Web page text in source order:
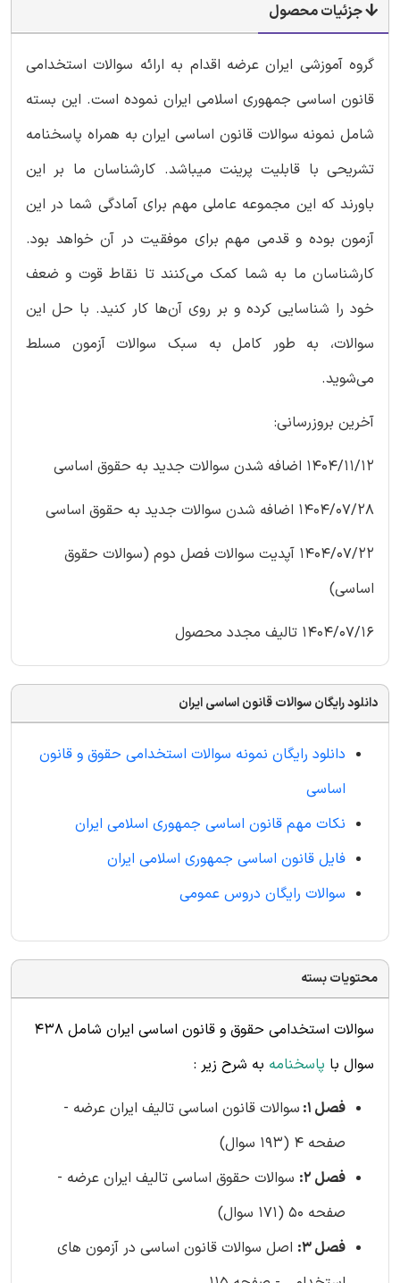
جزئیات محصول
گروه آموزشی ایران عرضه اقدام به ارائه سوالات استخدامی
قانون اساسی جمهوری اسلامی ایران نموده است. این بسته
شامل نمونه سوالات قانون اساسی ایران به همراه پاسخنامه
تشریحی با قابلیت پرینت میباشد. کارشناسان ما بر این
باورند که این مجموعه عاملی مهم برای آمادگی شما در این
آزمون بوده و قدمی مهم برای موفقیت در آن خواهد بود.
کارشناسان ما به شما کمک می‌کنند تا نقاط قوت و ضعف
خود را شناسایی کرده و بر روی آن‌ها کار کنید. با حل این
سوالات، به طور کامل به سبک سوالات آزمون مسلط
می‌شوید.
آخرین بروزرسانی:
1404/11/12 اضافه شدن سوالات جدید به حقوق اساسی
1404/07/28 اضافه شدن سوالات جدید به حقوق اساسی
1404/07/22 آپدیت سوالات فصل دوم (سوالات حقوق
اساسی)
1404/07/16 تالیف مجدد محصول
دانلود رایگان سوالات قانون اساسی ایران
دانلود رایگان نمونه سوالات استخدامی حقوق و قانون
اساسی
نکات مهم قانون اساسی جمهوری اسلامی ایران
فایل قانون اساسی جمهوری اسلامی ایران
سوالات رایگان دروس عمومی
محتویات بسته
سوالات استخدامی حقوق و قانون اساسی ایران شامل 438
سوال با پاسخنامه به شرح زیر :
فصل 1:
سوالات قانون اساسی تالیف ایران عرضه -
صفحه 4 (193 سوال)
فصل 2:
سوالات حقوق اساسی تالیف ایران عرضه -
صفحه 50 (171 سوال)
فصل 3:
اصل سوالات قانون اساسی در آزمون های